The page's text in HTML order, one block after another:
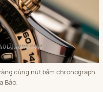
cùng nút bấm chronograph
Bảo.